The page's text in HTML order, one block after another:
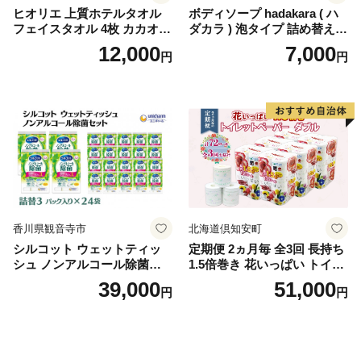
ヒオリエ 上質ホテルタオル
フェイスタオル 4枚 カカオ
【タオル 泉州タオル 吸水 普
段使い 無地 シンプル 日用品
12,000円
ボディソープ hadakara ( ハ
ダカラ ) 泡タイプ 詰め替え 4
40ml×4袋 ボディーソープ 泡
ボディソープ 泡 日用品 消耗
泡石鹸 石鹸 兵庫 兵庫県 小野
7,000円
香川県観音寺市
シルコット ウェットティッ
シュ ノンアルコール除菌詰
替（43枚×3P）×24袋 日用品
おもちゃ 拭き取り 手拭き 外
39,000円
北海道倶知安町
定期便 2ヵ月毎 全3回 長持ち
1.5倍巻き 花いっぱい トイレ
ットペーパー ダブル 45ｍ 計
72ロール 全18種 花柄 プリン
51,000円